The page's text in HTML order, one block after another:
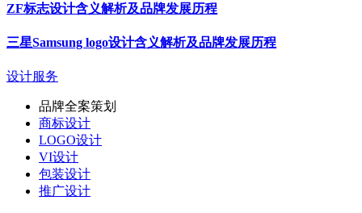
ZF标志设计含义解析及品牌发展历程
三星Samsung logo设计含义解析及品牌发展历程
设计服务
品牌全案策划
商标设计
LOGO设计
VI设计
包装设计
推广设计